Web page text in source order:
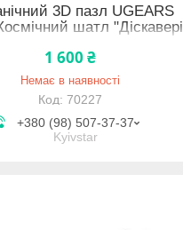
3D пазл UGEARS
шатл
1 600 ₴
Немає в наявності
70227
+380 (98) 507-37-37
Kyivstar